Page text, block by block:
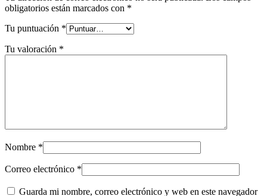
obligatorios están marcados con *
Tu puntuación *
Tu valoración *
Nombre *
Correo electrónico *
Guarda mi nombre, correo electrónico y web en este navegador